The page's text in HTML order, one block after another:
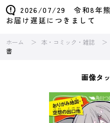
2026/07/29 令和8年熊
お届け遅延につきまして
ホーム 本・コミック・雑誌
書
画像タ